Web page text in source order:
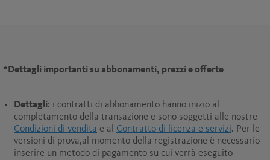
* Dettagli importanti su abbonamenti, prezzi e offerte
Dettagli: i contratti di abbonamento hanno inizio al
completamento della transazione e sono soggetti alle nostre
Condizioni di vendita e al Contratto di licenza e servizi. Per le
versioni di prova,al momento della registrazione è necessario
inserire un metodo di pagamento su cui verrà eseguito